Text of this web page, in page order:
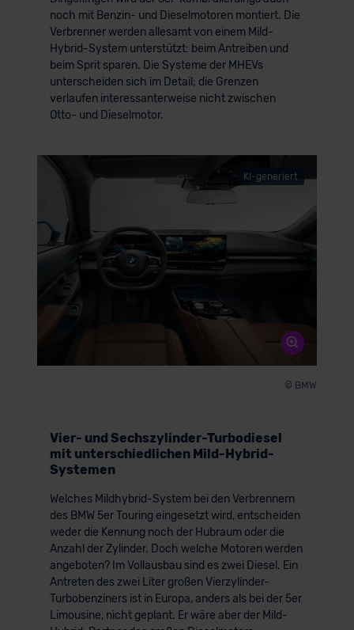
noch mit Benzin- und Dieselmotoren montiert. Die
Verbrenner werden allesamt von einem Mild-
Hybrid-System unterstützt: beim Antreiben und
beim Sprit sparen. Die Systeme der MHEVs
unterscheiden sich im Detail; die Grenzen
verlaufen interessanterweise nicht zwischen
Otto- und Dieselmotor.
KI-generiert
© BMW
Vier- und Sechszylinder-Turbodiesel
mit unterschiedlichen Mild-Hybrid-
Systemen
Welches Mildhybrid-System bei den Verbrennern
des BMW 5er Touring eingesetzt wird, entscheiden
weder die Kennung noch der Hubraum oder die
Anzahl der Zylinder. Doch welche Motoren werden
angeboten? Im Vollausbau sind es zwei Diesel. Ein
Antreten des zwei Liter großen Vierzylinder-
Turbobenziners ist in Europa, anders als bei der 5er
Limousine, nicht geplant. Er wäre aber der Mild-